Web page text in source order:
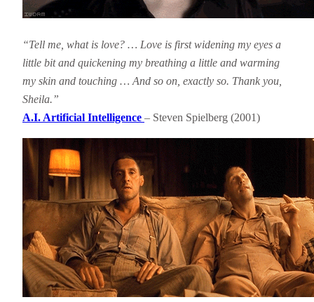
“Tell me, what is love? … Love is first widening my eyes a
little bit and quickening my breathing a little and warming
my skin and touching … And so on, exactly so. Thank you,
Sheila.”
A.I. Artificial Intelligence – Steven Spielberg (2001)